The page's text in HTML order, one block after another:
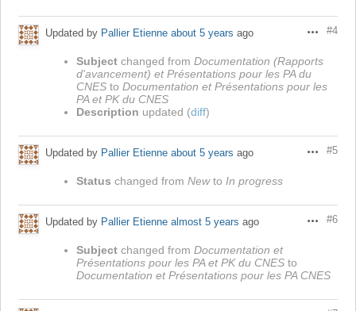
Actions
#4
Updated by Pallier Etienne about 5 years ago
Subject changed from Documentation (Rapports
d'avancement) et Présentations pour les PA du
CNES to Documentation et Présentations pour les
PA et PK du CNES
Description updated (diff)
Actions
#5
Updated by Pallier Etienne about 5 years ago
Status changed from Newto In progress
Actions
#6
Updated by Pallier Etienne almost 5 years ago
Subject changed from Documentation et
Présentations pour les PA et PK du CNES to
Documentation et Présentations pour les PA CNES